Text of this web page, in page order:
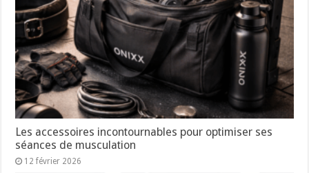
Les accessoires incontournables pour optimiser ses
séances de musculation
12 février 2026